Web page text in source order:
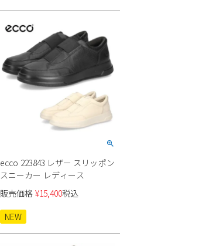
ecco 223843 レザー スリッポン
スニーカー レディース
販売価格 ¥15,400税込
NEW